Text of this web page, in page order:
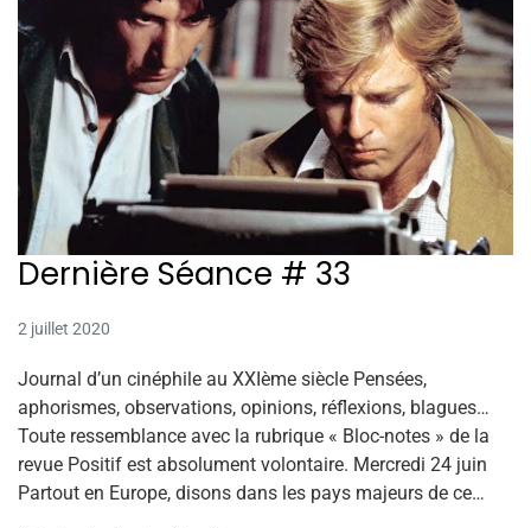
Dernière Séance # 33
2 juillet 2020
Journal d’un cinéphile au XXIème siècle Pensées,
aphorismes, observations, opinions, réflexions, blagues…
Toute ressemblance avec la rubrique « Bloc-notes » de la
revue Positif est absolument volontaire. Mercredi 24 juin
Partout en Europe, disons dans les pays majeurs de ce…